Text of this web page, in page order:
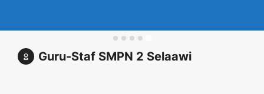
Guru-Staf SMPN 2 Selaawi
Nurhayati
Siti
Indah
S.Pd